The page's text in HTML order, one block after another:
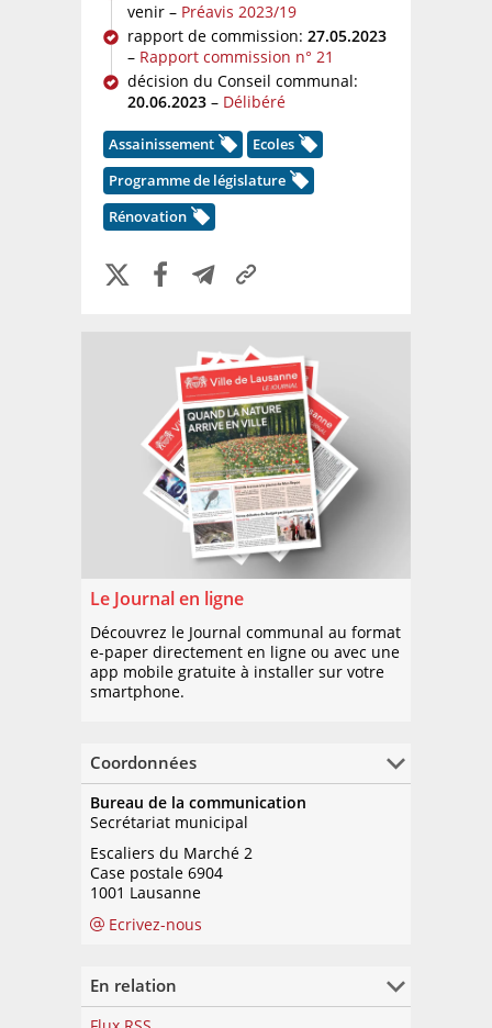
venir – Préavis 2023/19
rapport de commission: 27.05.2023
– Rapport commission n° 21
décision du Conseil communal:
20.06.2023 – Délibéré
Assainissement
Ecoles
Programme de législature
Rénovation
Le Journal en ligne
Découvrez le Journal communal au format
e-paper directement en ligne ou avec une
app mobile gratuite à installer sur votre
smartphone.
Coordonnées
Bureau de la communication
Secrétariat municipal
Escaliers du Marché 2
Case postale 6904
1001 Lausanne
Ecrivez-nous
En relation